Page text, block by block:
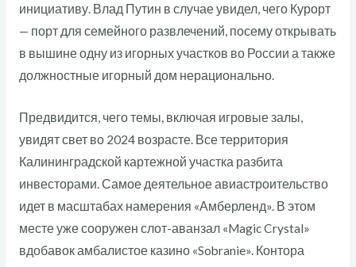
инициативу. Влад Путин в случае увидел, чего Курорт
— порт для семейного развлечений, посему открывать
в вышине одну из игорных участков во России а также
должностные игорный дом нерационально.
Предвидится, чего темы, включая игровые залы,
увидят свет во 2024 возрасте. Все территория
Калининградской картежной участка разбита
инвесторами. Самое деятельное авиастроительство
идет в масштабах намерения «Амберленд». В этом
месте уже сооружен слот-аванзал «Magic Crystal»
вдобавок амбалистое казино «Sobranie». Контора